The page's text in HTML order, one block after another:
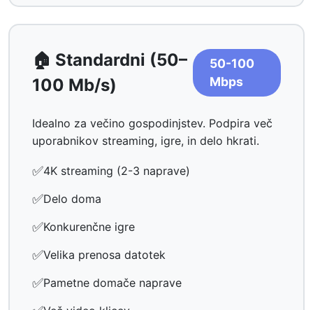
🏠 Standardni (50–
100 Mb/s)
50-100
Mbps
Idealno za večino gospodinjstev. Podpira več
uporabnikov streaming, igre, in delo hkrati.
✅4K streaming (2-3 naprave)
✅Delo doma
✅Konkurenčne igre
✅Velika prenosa datotek
✅Pametne domače naprave